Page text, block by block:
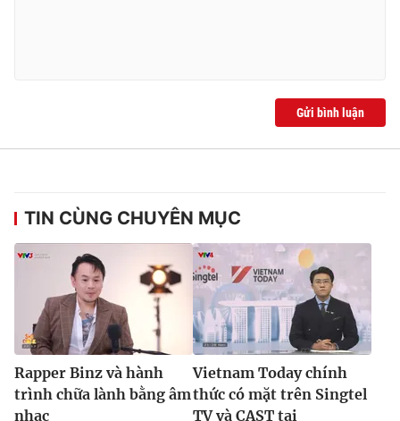
Gửi bình luận
TIN CÙNG CHUYÊN MỤC
Rapper Binz và hành
trình chữa lành bằng âm
nhạc
Vietnam Today chính
thức có mặt trên Singtel
TV và CAST tại